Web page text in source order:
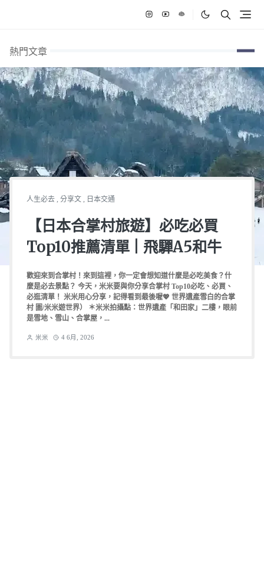
熱門文章
人生必去 , 分享文 , 日本交通
【日本合掌村旅遊】必吃必買
Top10推薦清單 | 飛驒A5和牛
歡迎來到合掌村！來到這裡，你一定會想知道什麼是必吃美食？什
麼是必去景點？ 今天，米米要與你分享合掌村 Top10必吃、必買、
必逛清單！ 米米用心分享，記得看到最後喔💖 世界遺產雪白的合掌
村 圖/米米遊世界） ＊米米拍攝點：世界遺產「和田家」二樓，眼前
是雪地、雪山、合掌屋，...
米米 4 6月, 2026